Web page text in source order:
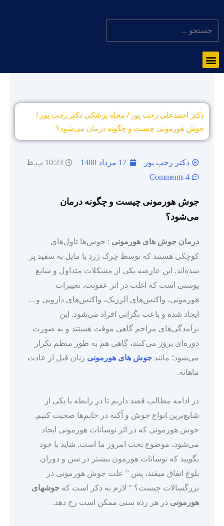
دکتر احمدعلی رجب پور / مجله پزشکی دکتر رجب پور /
جوش هورمونی چیست و چگونه درمان می‌شود؟
دکتر رجب پور 17 مرداد 1400
10:23 ب.ظ
4 Comments
جوش هورمونی چیست و چگونه درمان
می‌شود؟
درمان جوش های هورمونی : جوش‌ها تاول‌های
کوچکی هستند که توسط چرک زرد یا مایل به سفید پر
شده‌اند. این عارضه یکی از مشکلات متداول و شایع
پوستی است که اغلب در اثر عفونت، تغییرات
هورمونی، واکنش‌های آلرژیک، واکنش‌های دارویی و…
ایجاد شده و باعث نگرانی افراد می‌شود. این
برآمدگی‌های مزاحم گاهی موقت هستند و به صورت
دوره‌ای بروز می‌کنند، گاهی هم به طور منظم تکرار
می‌شود؛ مانند جوش های هورمونی زنان قبل از عادت
ماهانه.
در ادامه مطالب قصد داریم تا در رابطه با یکی از
شایع‌ترین انواع جوش و آکنه در خانم‌ها صحبت کنیم.
جوش هورمونی که در اثر نوسانات هورمونی ایجاد
می‌شود، موضوع بحث امروز ما است. شاید با خود
بگویید که نوسانات هورمون بیشتر در سن و دوران
بلوغ اتفاق میفتد، پس ” علت جوش هورمونی در
بزرگسالات چیست؟ ” لازم به ذکر است که جوشهای
هورمونی در هر رده سنی ممکن است رخ دهد.